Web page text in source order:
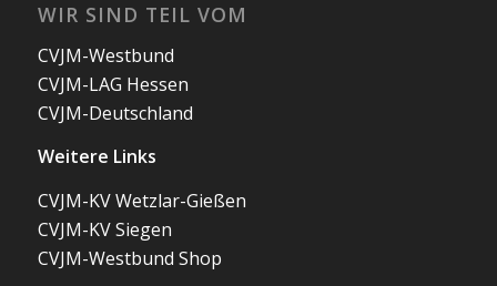
WIR SIND TEIL VOM
CVJM-Westbund
CVJM-LAG Hessen
CVJM-Deutschland
Weitere Links
CVJM-KV Wetzlar-Gießen
CVJM-KV Siegen
CVJM-Westbund Shop